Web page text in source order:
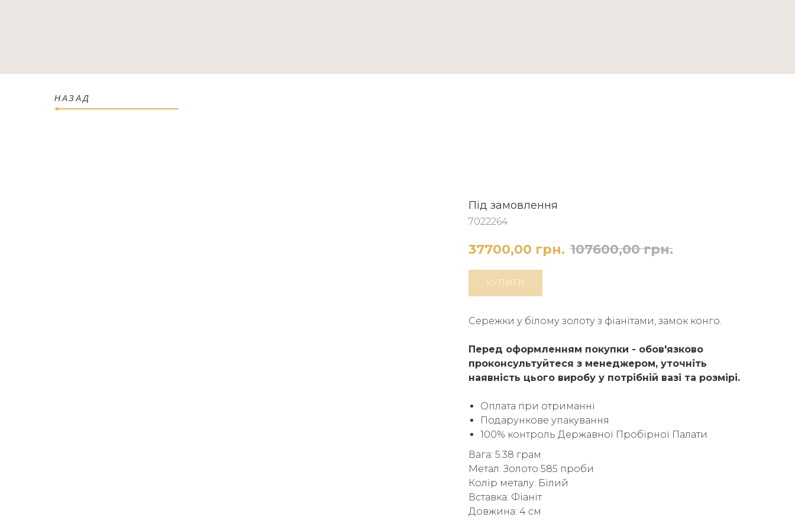
НАЗАД
Під замовлення
7022264
37700,00 грн. 107600,00 грн.
КУПИТИ
Сережки у білому золоту з фіанітами, замок конго.
Перед оформленням покупки - обов'язково
проконсультуйтеся з менеджером, уточніть
наявність цього виробу у потрібній вазі та розмірі.
Оплата при отриманні
Подарункове упакування
100% контроль Державної Пробірної Палати
Вага: 5.38 грам
Метал: Золото 585 проби
Колір металу: Білий
Вставка: Фіаніт
Довжина: 4 см